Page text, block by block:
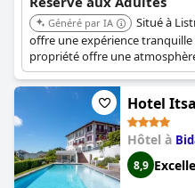
Généré par IA
Situé à
offre une expérience tranquille
propriété offre une
adultes recherchant une
Hotel
Hôtel à
8,9